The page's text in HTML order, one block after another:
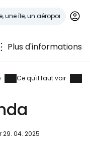
Plus d'informations
Ce qu'il faut voir
04. 2025
voyageurs